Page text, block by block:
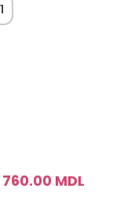
760.00 MDL